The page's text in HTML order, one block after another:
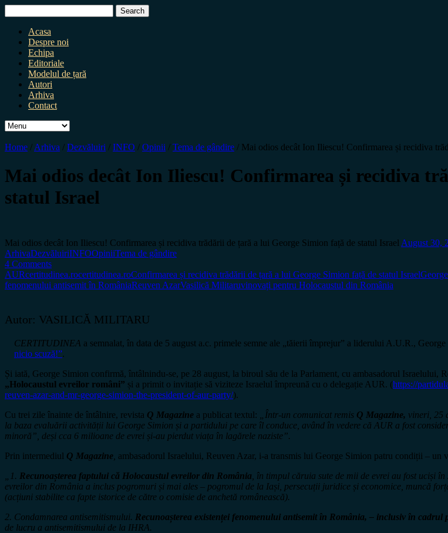
for:
Acasa
Despre noi
Echipa
Editoriale
Modelul de țară
Autori
Arhiva
Contact
Home / Arhiva / Dezvăluiri / INFO / Opinii / Tema de gândire / Mai odios decât Ion Iliescu! Confirmarea și recidiva
Mai odios decât Ion Iliescu! Confirmarea și recidiva
statul Israel
Mai odios decât Ion Iliescu! Confirmarea și recidiva trădării de țară a lui George Simion față de statul Israel August 30,
ArhivaDezvăluiriINFOOpiniiTema de gândire
4 Comments
AURcertitudinea.rocertitudinea.roConfirmarea și recidiva trădării de țară a lui George Simion față de statul Israel
fenomenului antisemit în RomâniaReuven AzarVasilică Militaruvinovați pentru Holocaustul din România
Autor: VASILICĂ MILITARU
CERTITUDINEA a semnalat, în data de 5 august a.c. primele semne ale „tăierii împrejur” a liderului A.U.R.,
nicio scuză!”.
Și iată, George Simion confirmă, întâlnindu-se, pe 28 august, la biroul său de la Parlament, cu ambasadorul Israelului,
„Holocaustul evreilor români” și a primit o invitație să viziteze Israelul împreună cu o delegație AUR. (https://
reuven-azar-and-mr-george-simion-the-president-of-aur-party/).
Cu trei zile înainte de întâlnire, revista Q Magazine a publicat textul: „Într-un comunicat remis Q Magazine, vineri, 25
la baza evaluării activității lui George Simion și a partidului pe care îl conduce, având în vedere că AUR a fost
minoră”, deși cca 6 milioane de evrei și-au pierdut viața în lagărele naziste”.
Prin intermediul Q Magazine ambasadorul Israelului, Reuven Azar, i-a transmis lui George Simion patru condiții –
1. Recunoașterea faptului că Holocaustul evreilor din România , în timpul căruia sute de mii de evrei au fost uciși
evreilor din România a inclus pogromuri și mai ales – pogromul de la Iași, persecuții juridice și economice, muncă
(acțiuni stabilite ca fapte istorice de către o comisie de anchetă românească).
2. Condamnarea antisemitismului. Recunoașterea existenței fenomenului antisemit în România, – inclusiv în cadrul
de lucru a antisemitismului de la IHRA.